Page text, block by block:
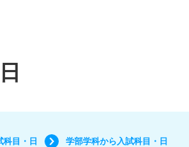
科目・日
学部学科から入試科目・日